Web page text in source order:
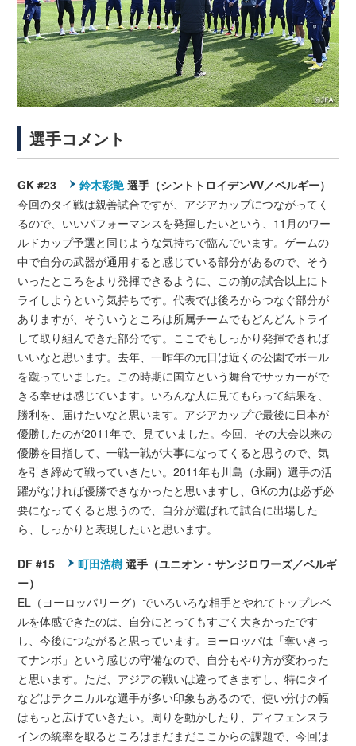
選手コメント
GK #23 鈴木彩艶 選手（シントトロイデンVV／ベルギー）
今回のタイ戦は親善試合ですが、アジアカップにつながってく
るので、いいパフォーマンスを発揮したいという、11月のワー
ルドカップ予選と同じような気持ちで臨んでいます。ゲームの
中で自分の武器が通用すると感じている部分があるので、そう
いったところをより発揮できるように、この前の試合以上にト
ライしようという気持ちです。代表では後ろからつなぐ部分が
ありますが、そういうところは所属チームでもどんどんトライ
して取り組んできた部分です。ここでもしっかり発揮できれば
いいなと思います。去年、一昨年の元日は近くの公園でボール
を蹴っていました。この時期に国立という舞台でサッカーがで
きる幸せは感じています。いろんな人に見てもらって結果を、
勝利を、届けたいなと思います。アジアカップで最後に日本が
優勝したのが2011年で、見ていました。今回、その大会以来の
優勝を目指して、一戦一戦が大事になってくると思うので、気
を引き締めて戦っていきたい。2011年も川島（永嗣）選手の活
躍がなければ優勝できなかったと思いますし、GKの力は必ず必
要になってくると思うので、自分が選ばれて試合に出場した
ら、しっかりと表現したいと思います。
DF #15 町田浩樹 選手（ユニオン・サンジロワーズ／ベルギ
ー）
EL（ヨーロッパリーグ）でいろいろな相手とやれてトップレベ
ルを体感できたのは、自分にとってもすごく大きかったです
し、今後につながると思っています。ヨーロッパは「奪いきっ
てナンボ」という感じの守備なので、自分もやり方が変わった
と思います。ただ、アジアの戦いは違ってきますし、特にタイ
などはテクニカルな選手が多い印象もあるので、使い分けの幅
はもっと広げていきたい。周りを動かしたり、ディフェンスラ
インの統率を取るところはまだまだここからの課題で、今回は